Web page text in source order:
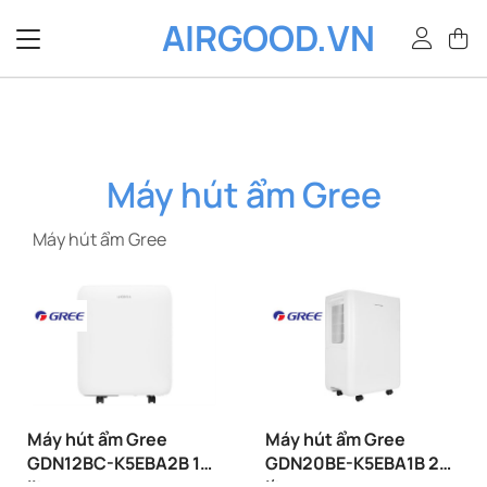
qua
dung
AIRGOOD.VN
Máy hút ẩm Gree
Máy hút ẩm Gree
Máy hút ẩm Gree
GDN12BC-K5EBA2B 12
Máy hút ẩm Gree
GDN20BE-K5EBA1B 20